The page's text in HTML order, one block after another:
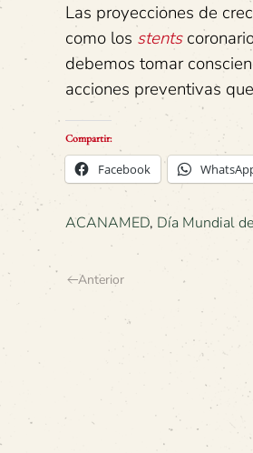
Las proyecciones de
como los stents
debemos tomar
acciones preventivas
Compartir:
Facebook
ACANAMED, Día Mundial
Anterior